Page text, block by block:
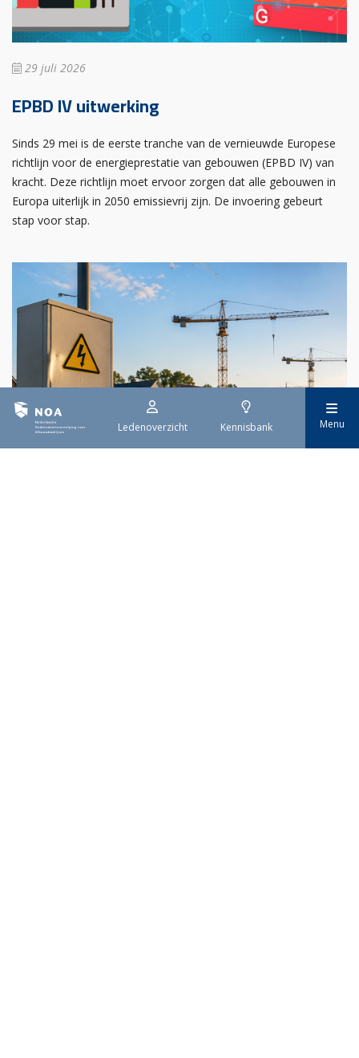
Ledenoverzicht Kennisbank Menu
29 juli 2026
EPBD IV uitwerking
Sinds 29 mei is de eerste tranche van de vernieuwde Europese
richtlijn voor de energieprestatie van gebouwen (EPBD IV) van
kracht. Deze richtlijn moet ervoor zorgen dat alle gebouwen in
Europa uiterlijk in 2050 emissievrij zijn. De invoering gebeurt
stap voor stap.